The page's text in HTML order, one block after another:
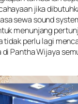
jika
sewa sound
menunjang
tidak perlu lagi
di Pantha Wijaya